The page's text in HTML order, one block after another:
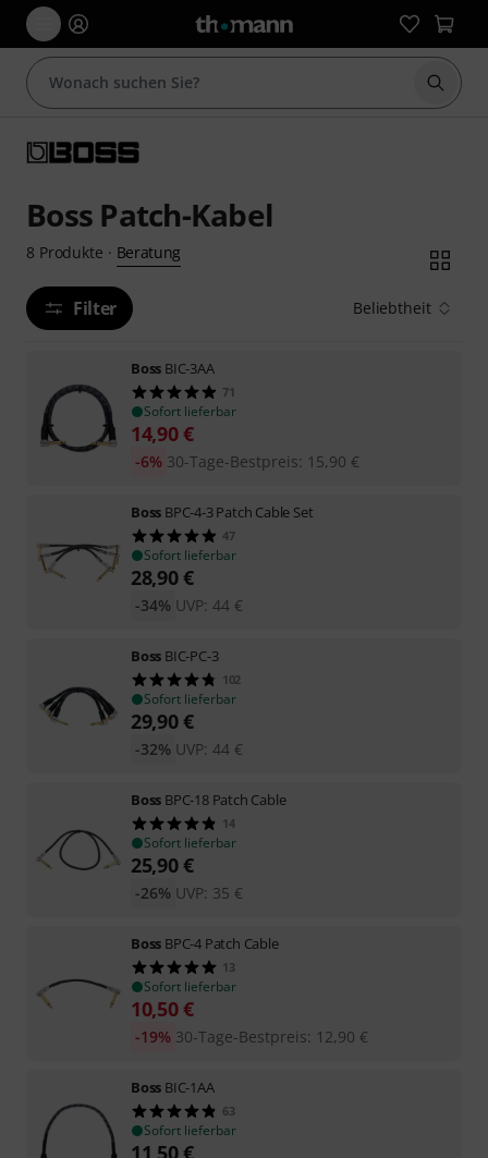
Suche
Boss Patch-Kabel
8 Produkte · Beratung
Filter Beliebtheit
Boss BIC-3AA
71
Sofort lieferbar
14,90€
30-Tage-Bestpreis: 15,90 €
-6%
Boss BPC-4-3 Patch Cable Set
47
Sofort lieferbar
28,90€
UVP: 44 €
-34%
Boss BIC-PC-3
102
Sofort lieferbar
29,90€
UVP: 44 €
-32%
Boss BPC-18 Patch Cable
14
Sofort lieferbar
25,90€
UVP: 35 €
-26%
Boss BPC-4 Patch Cable
13
Sofort lieferbar
10,50€
30-Tage-Bestpreis: 12,90 €
-19%
Boss BIC-1AA
63
Sofort lieferbar
11,50€